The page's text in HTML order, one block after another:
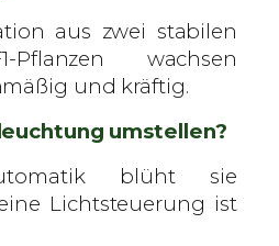
aus zwei stabilen
Pflanzen wachsen
und kräftig.
umstellen?
blüht sie
Lichtsteuerung ist